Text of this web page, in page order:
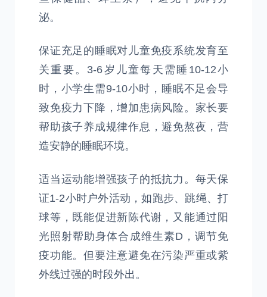
泌。
保证充足的睡眠对儿童免疫系统发育至
关重要。3-6岁儿童每天需睡10-12小
时，小学生需9-10小时，睡眠不足会导
致免疫力下降，增加患病风险。家长要
帮助孩子养成规律作息，避免熬夜，营
造安静的睡眠环境。
适当运动能增强孩子的抵抗力。每天保
证1-2小时户外活动，如跑步、跳绳、打
球等，既能促进新陈代谢，又能通过阳
光照射帮助身体合成维生素D，调节免
疫功能。但要注意避免在污染严重或紫
外线过强的时段外出。